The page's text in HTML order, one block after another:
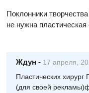
Поклонники
не нужна пластическая
Ждун - 17 апреля,
Пластических хирург
(для своей